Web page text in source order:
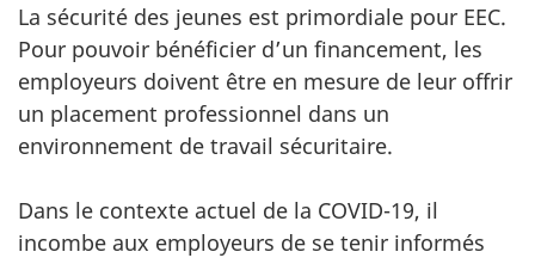
La sécurité des jeunes est primordiale pour EEC.
Pour pouvoir bénéficier d’un financement, les
employeurs doivent être en mesure de leur offrir
un placement professionnel dans un
environnement de travail sécuritaire.
Dans le contexte actuel de la COVID-19, il
incombe aux employeurs de se tenir informés